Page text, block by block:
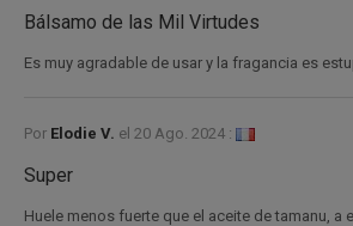
Bálsamo de las Mil Virtudes
Es muy agradable de usar y la fragancia es
Por Elodie V. el 20 Ago. 2024 :
Super
Huele menos fuerte que el aceite de tamanu, a